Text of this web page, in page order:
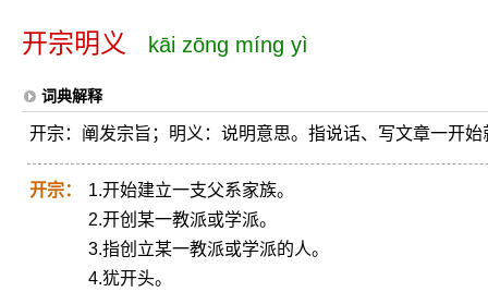
开宗明义 kāi zōng míng yì
词典解释
开宗：阐发宗旨；明义：说明意思。指说话、写文章一开
开宗：
1.开始建立一支父系家族。
2.开创某一教派或学派。
3.指创立某一教派或学派的人。
4.犹开头。